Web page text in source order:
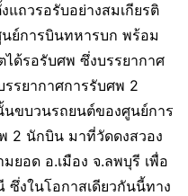
แถวรอรับอย่างสมเกียรติ
ย์การบินทหารบก พร้อม
ด้รอรับศพ ซึ่งบรรยากาศ
รรยากาศการรับศพ 2
นขบวนรถยนต์ของศูนย์การ
2 นักบิน มาที่วัดดงสวอง
ยอด อ.เมือง จ.ลพบุรี เพื่อ
งในโอกาสเดียวกันนี้ทาง